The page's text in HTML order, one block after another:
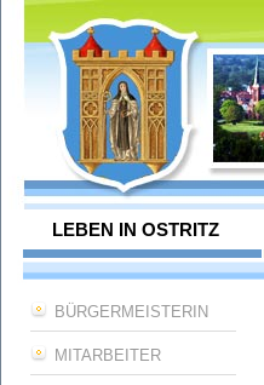
LEBEN IN OSTRITZ
BÜRGERMEISTERIN
MITARBEITER